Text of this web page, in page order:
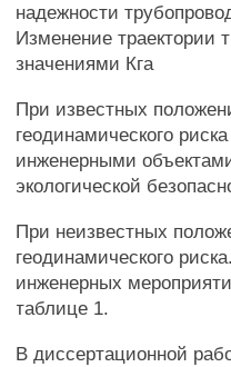
надежности
Изменение траектории
значениями Кга
При известных
геодинамического
инженерными
экологической
При неизвестных
геодинамического
инженерных
таблице 1.
В диссертационной